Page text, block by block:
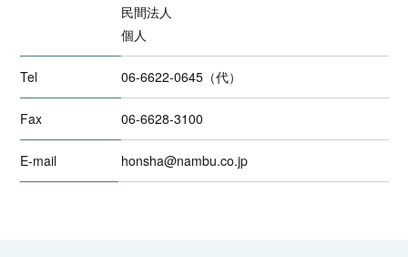
民間法人
個人
Tel 06-6622-0645（代）
Fax 06-6628-3100
E-mail honsha@nambu.co.jp